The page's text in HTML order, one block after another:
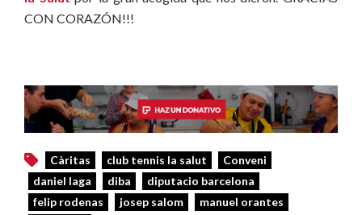
CON CORAZÓN!!!
Càritas club tennis la salut
Conveni
daniel laga
diba
diputacio barcelona
felip rodenas
josep salom
manuel orantes